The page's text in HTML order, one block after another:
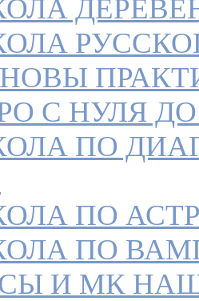
С НУЛЯ
ПО
ПО
ПО